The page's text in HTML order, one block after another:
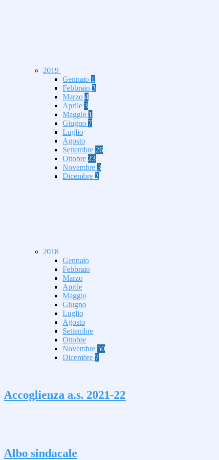
2019
Gennaio 1
Febbraio 3
Marzo 4
Aprile 3
Maggio 1
Giugno 7
Luglio
Agosto
Settembre 26
Ottobre 23
Novembre 3
Dicembre 2
2018
Gennaio
Febbraio
Marzo
Aprile
Maggio
Giugno
Luglio
Agosto
Settembre
Ottobre
Novembre 50
Dicembre 7
Accoglienza a.s. 2021-22
Albo sindacale